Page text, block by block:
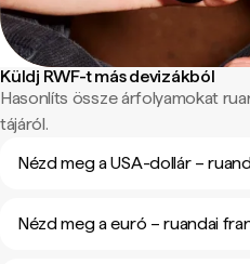
Küldj RWF-t más devizákból
Hasonlíts össze árfolyamokat
tájáról.
Nézd meg a USA-dollár –
Nézd meg a euró – ruandai